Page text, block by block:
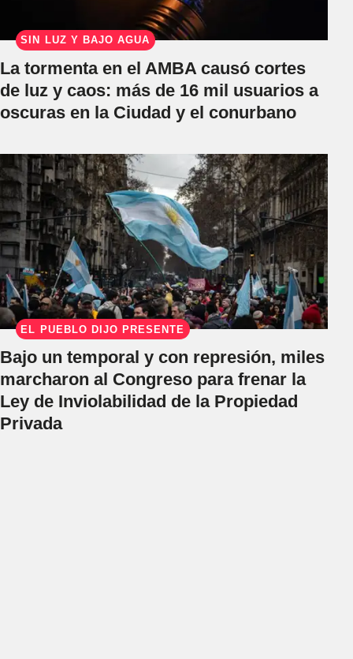
SIN LUZ Y BAJO AGUA
La tormenta en el AMBA causó cortes
de luz y caos: más de 16 mil usuarios a
oscuras en la Ciudad y el conurbano
EL PUEBLO DIJO PRESENTE
Bajo un temporal y con represión, miles
marcharon al Congreso para frenar la
Ley de Inviolabilidad de la Propiedad
Privada